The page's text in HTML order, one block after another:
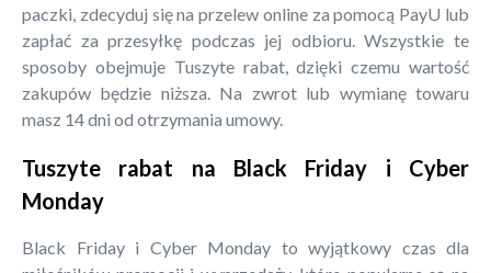
paczki, zdecyduj się na przelew online za pomocą PayU lub
zapłać za przesyłkę podczas jej odbioru. Wszystkie te
sposoby obejmuje Tuszyte rabat, dzięki czemu wartość
zakupów będzie niższa. Na zwrot lub wymianę towaru
masz 14 dni od otrzymania umowy.
Tuszyte rabat na Black Friday i Cyber
Monday
Black Friday i Cyber Monday to wyjątkowy czas dla